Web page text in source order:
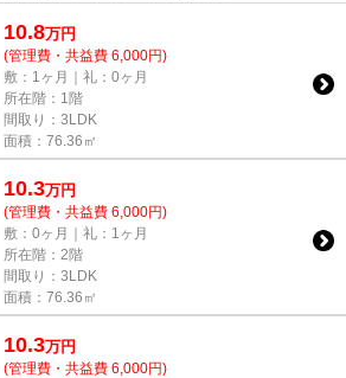
10.8万円
(管理費・共益費 6,000円)
敷：1ヶ月｜礼：0ヶ月
所在階：1階
間取り：3LDK
面積：76.36㎡
10.3万円
(管理費・共益費 6,000円)
敷：0ヶ月｜礼：1ヶ月
所在階：2階
間取り：3LDK
面積：76.36㎡
10.3万円
(管理費・共益費 6,000円)